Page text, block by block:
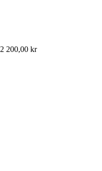
2 200,00 kr